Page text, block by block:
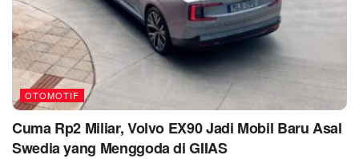
OTOMOTIF
Cuma Rp2 Miliar, Volvo EX90 Jadi Mobil Baru Asal
Swedia yang Menggoda di GIIAS